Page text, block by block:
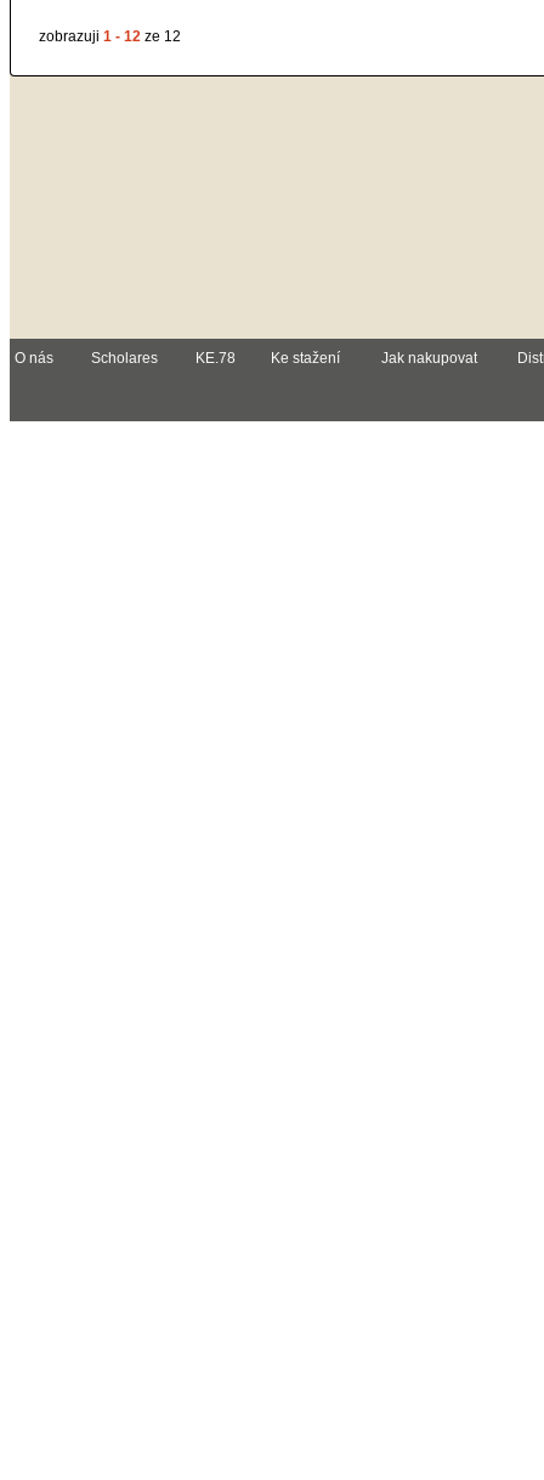
zobrazuji 1 - 12 ze 12
O nás Scholares KE.78 Ke stažení Jak nakupovat